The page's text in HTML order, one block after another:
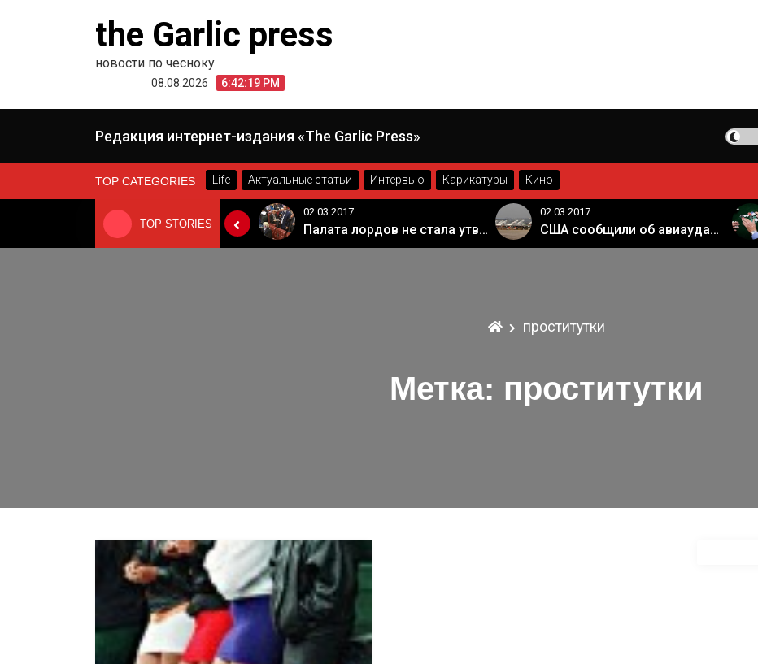
the Garlic press
новости по чесноку
08.08.2026 6:42:19 PM
Редакция интернет-издания «The Garlic Press»
TOP CATEGORIES Life Актуальные статьи Интервью Карикатуры Кино
TOP STORIES
24.06.2019
Когда Россия разрешит полеты в Грузию. Позиция Кремля
02.03.2017
Палата лордов не стала утверждать законопроект о "брексите"
02.03.2017
США сообщили об авиаударе России по арабской коалиции в Сирии
проститутки
Метка: проститутки